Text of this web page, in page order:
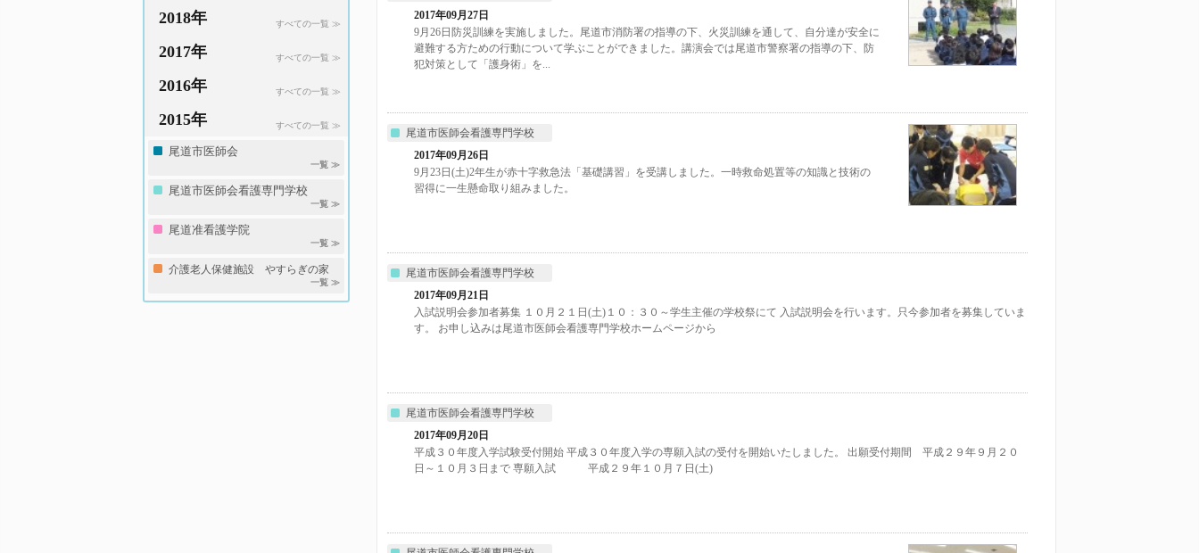
2017年09月27日
9月26日防災訓練を実施しました。尾道市消防署の指導の下、火災訓練を通して、自分達が安全に
避難する方ための行動について学ぶことができました。講演会では尾道市警察署の指導の下、防
犯対策として「護身術」を...
尾道市医師会看護専門学校
2017年09月26日
9月23日(土)2年生が赤十字救急法「基礎講習」を受講しました。一時救命処置等の知識と技術の
習得に一生懸命取り組みました。
尾道市医師会看護専門学校
2017年09月21日
入試説明会参加者募集 １０月２１日(土)１０：３０～学生主催の学校祭にて 入試説明会を行います。只今参加者を募集していま
す。 お申し込みは尾道市医師会看護専門学校ホームページから
尾道市医師会看護専門学校
2017年09月20日
平成３０年度入学試験受付開始 平成３０年度入学の専願入試の受付を開始いたしました。 出願受付期間 平成２９年９月２０
日～１０月３日まで 専願入試 平成２９年１０月７日(土)
2018年 すべての一覧 ≫
2017年 すべての一覧 ≫
2016年 すべての一覧 ≫
2015年 すべての一覧 ≫
尾道市医師会
一覧 ≫
尾道市医師会看護専門学校
一覧 ≫
尾道准看護学院
一覧 ≫
介護老人保健施設 やすらぎの家
一覧 ≫